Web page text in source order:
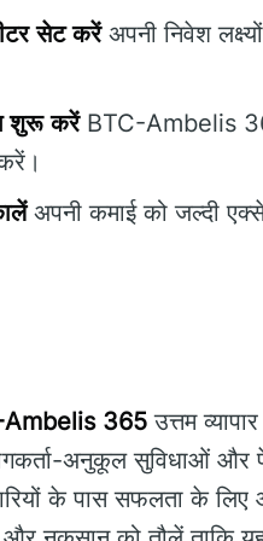
सेट करेंअपनी निवेश
शुरू करेंBTC-Ambelis
अपनी कमाई को जल्दी
Ambelis 365 उत्तम
अनुकूल सुविधाओं और
के पास सफलता के